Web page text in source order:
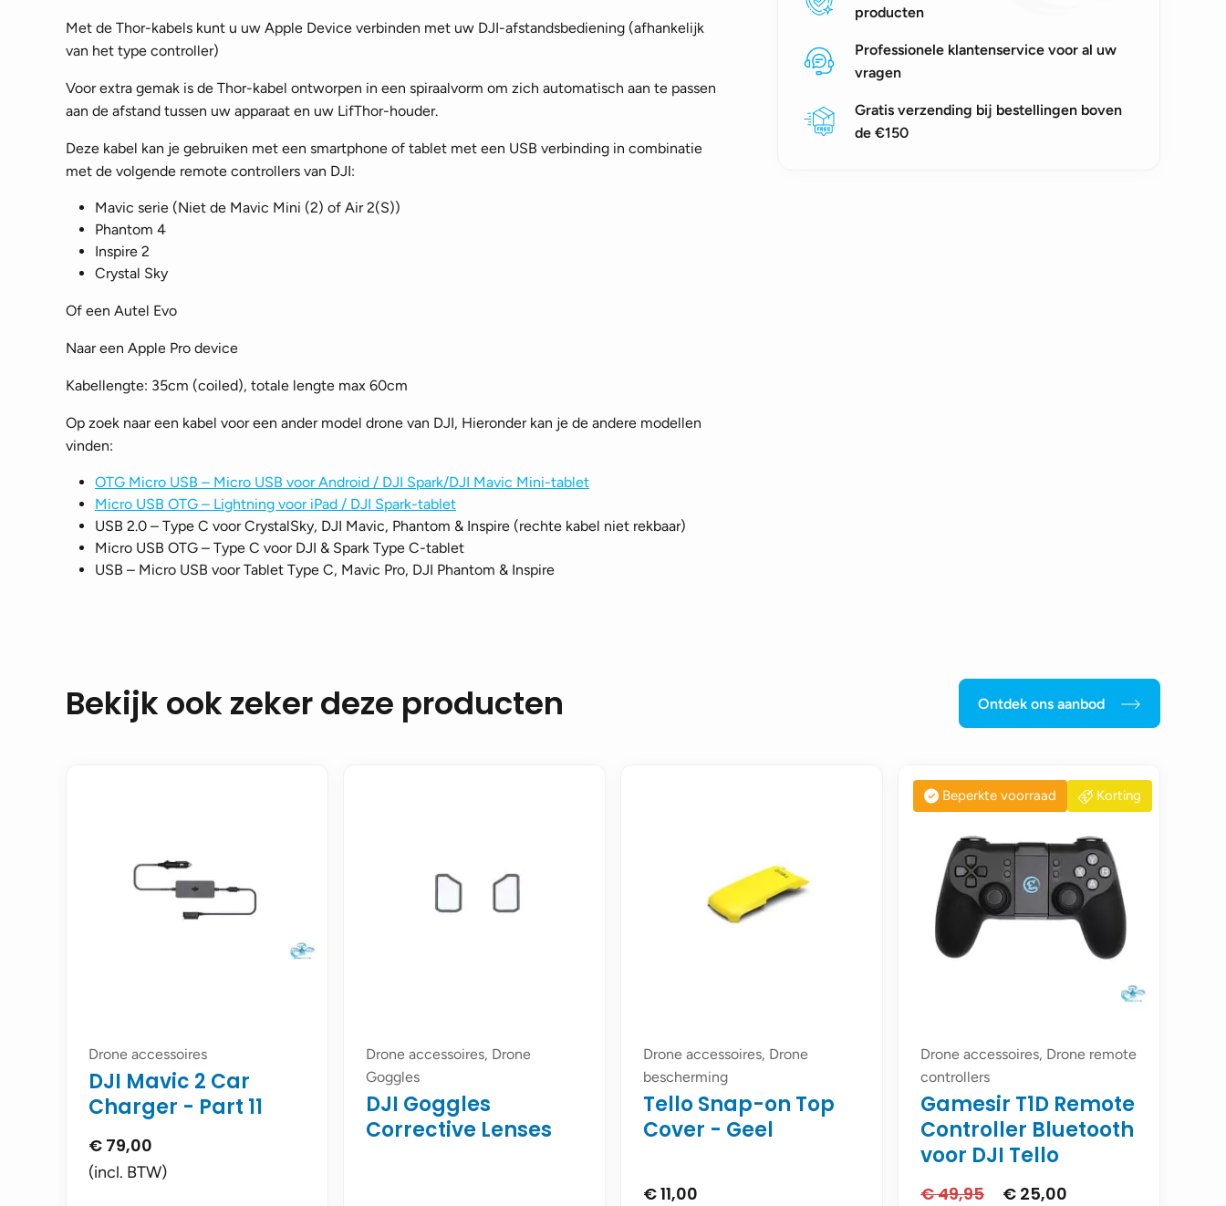
Met de Thor-kabels kunt u uw Apple Device verbinden met uw DJI-afstandsbediening (afhankelijk
van het type controller)
Voor extra gemak is de Thor-kabel ontworpen in een spiraalvorm om zich automatisch aan te passen
aan de afstand tussen uw apparaat en uw LifThor-houder.
Deze kabel kan je gebruiken met een smartphone of tablet met een USB verbinding in combinatie
met de volgende remote controllers van DJI:
Mavic serie (Niet de Mavic Mini (2) of Air 2(S))
Phantom 4
Inspire 2
Crystal Sky
Of een Autel Evo
Naar een Apple Pro device
Kabellengte: 35cm (coiled), totale lengte max 60cm
Op zoek naar een kabel voor een ander model drone van DJI, Hieronder kan je de andere modellen
vinden:
OTG Micro USB – Micro USB voor Android / DJI Spark/DJI Mavic Mini-tablet
Micro USB OTG – Lightning voor iPad / DJI Spark-tablet
USB 2.0 – Type C voor CrystalSky, DJI Mavic, Phantom & Inspire (rechte kabel niet rekbaar)
Micro USB OTG – Type C voor DJI & Spark Type C-tablet
USB – Micro USB voor Tablet Type C, Mavic Pro, DJI Phantom & Inspire
producten
Professionele klantenservice voor al uw
vragen
Gratis verzending bij bestellingen boven
de €150
Bekijk ook zeker deze producten Ontdek ons aanbod
Drone accessoires
DJI Mavic 2 Car
Charger - Part 11
€ 79,00
(incl. BTW)
Drone accessoires, Drone
Goggles
DJI Goggles
Corrective Lenses
Drone accessoires, Drone
bescherming
Tello Snap-on Top
Cover - Geel
€11,00
Beperkte voorraad Korting
Drone accessoires, Drone remote
controllers
Gamesir T1D Remote
Controller Bluetooth
voor DJI Tello
€49,95
Oorspronkelijke
€ 25,00